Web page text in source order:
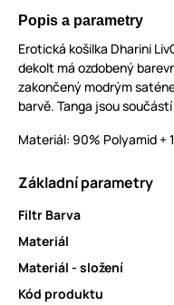
Popis a parametry
Erotická košilka Dharini
dekolt má ozdobený
zakončený modrým
barvě. Tanga jsou
Materiál: 90% Polyamid +
Základní parametry
Filtr Barva
Materiál
Materiál - složení
Kód produktu